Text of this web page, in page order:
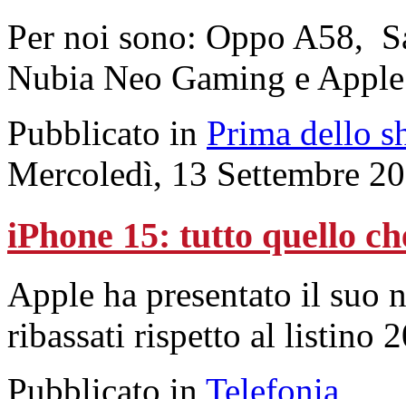
Per noi sono: Oppo A58,
Nubia Neo Gaming e
Pubblicato in Prima dello
Mercoledì, 13 Settembre
iPhone 15: tutto quello
Apple ha presentato il suo
ribassati rispetto al listino
Pubblicato in Telefonia